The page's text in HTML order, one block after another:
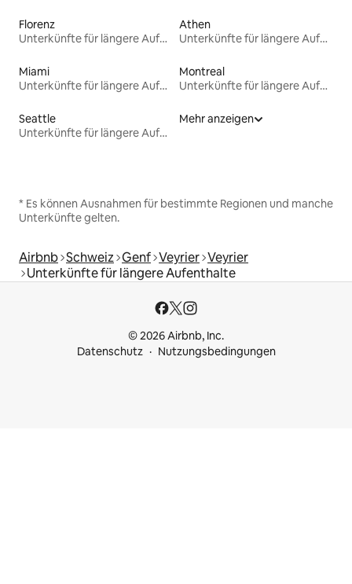
Florenz
Unterkünfte für längere Aufenthalte
Athen
Unterkünfte für längere Aufenthalte
Miami
Unterkünfte für längere Aufenthalte
Montreal
Unterkünfte für längere Aufenthalte
Seattle
Unterkünfte für längere Aufenthalte
Mehr anzeigen
* Es können Ausnahmen für bestimmte Regionen und manche
Unterkünfte gelten.
Airbnb Schweiz Genf Veyrier Veyrier
Unterkünfte für längere Aufenthalte
© 2026 Airbnb, Inc.
Datenschutz
Nutzungsbedingungen